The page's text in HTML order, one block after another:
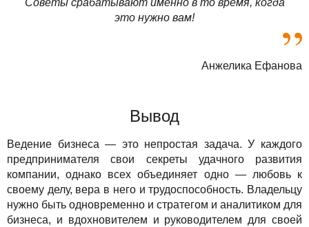
Советы срабатывают именно в то время, когда
это нужно вам!
Анжелика Ефанова
Вывод
Ведение бизнеса — это непростая задача. У каждого
предпринимателя свои секреты удачного развития
компании, однако всех объединяет одно — любовь к
своему делу, вера в него и трудоспособность. Владельцу
нужно быть одновременно и стратегом и аналитиком для
бизнеса, и вдохновителем и руководителем для своей